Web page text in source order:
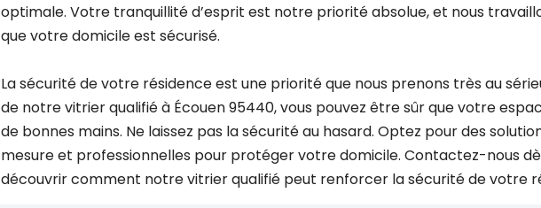
optimale. Votre tranquillité d’esprit est notre priorité absolue, et nous
que votre domicile est sécurisé.
La sécurité de votre résidence est une priorité que nous prenons très au
de notre vitrier qualifié à Écouen 95440, vous pouvez être sûr que votre
de bonnes mains. Ne laissez pas la sécurité au hasard. Optez pour des
mesure et professionnelles pour protéger votre domicile. Contactez-nous
découvrir comment notre vitrier qualifié peut renforcer la sécurité de votre